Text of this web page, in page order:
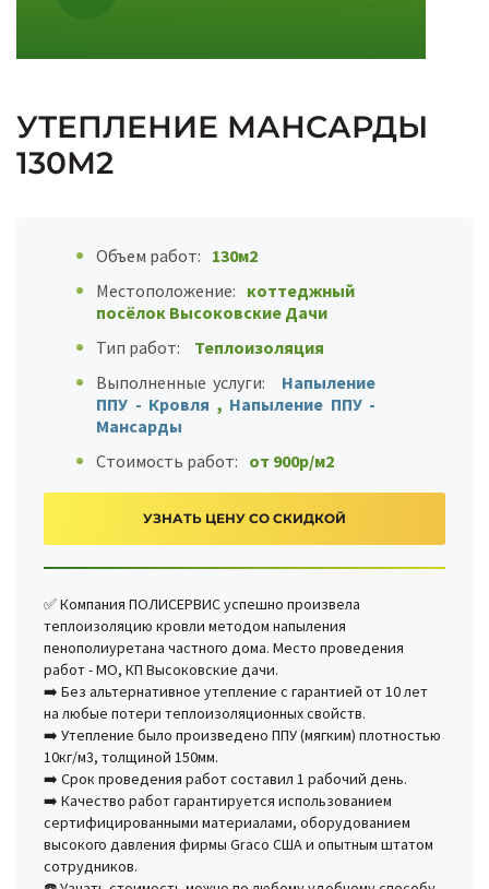
УТЕПЛЕНИЕ МАНСАРДЫ
130М2
Объем работ: 130м2
Местоположение: коттеджный
посёлок Высоковские Дачи
Тип работ:
Теплоизоляция
Выполненные услуги:
Напыление
ППУ - Кровля , Напыление ППУ -
Мансарды
Стоимость работ: от 900р/м2
УЗНАТЬ ЦЕНУ СО СКИДКОЙ
✅ Компания ПОЛИСЕРВИС успешно произвела
теплоизоляцию кровли методом напыления
пенополиуретана частного дома. Место проведения
работ - МО, КП Высоковские дачи.
➡️ Без альтернативное утепление с гарантией от 10 лет
на любые потери теплоизоляционных свойств.
➡️ Утепление было произведено ППУ (мягким) плотностью
10кг/м3, толщиной 150мм.
➡️ Срок проведения работ составил 1 рабочий день.
➡️ Качество работ гарантируется использованием
сертифицированными материалами, оборудованием
высокого давления фирмы Graco США и опытным штатом
сотрудников.